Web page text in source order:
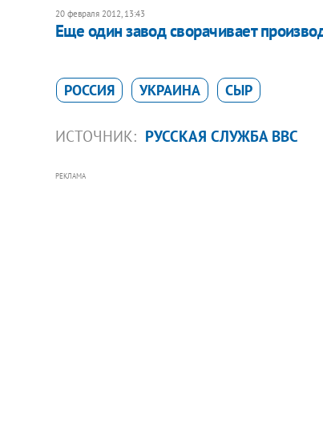
20 февраля 2012, 13:43
Еще один завод сворачивает
РОССИЯ УКРАИНА СЫР
ИСТОЧНИК: РУССКАЯ СЛУЖБА ВВС
РЕКЛАМА